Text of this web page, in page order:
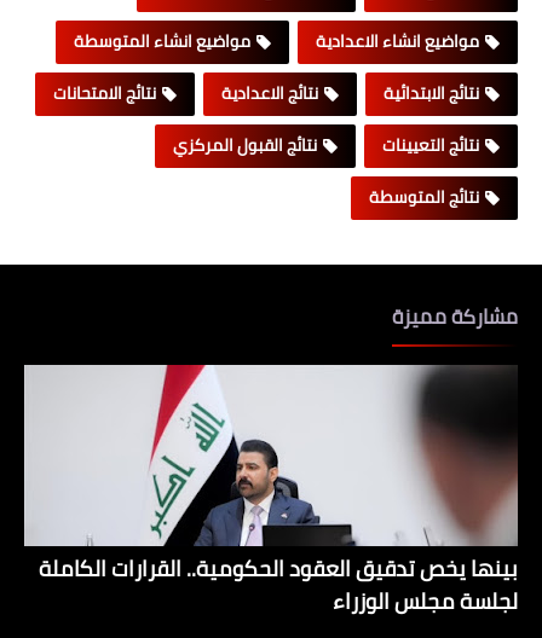
مواضيع انشاء الاعدادية
مواضيع انشاء المتوسطة
نتائج الابتدائية
نتائج الاعدادية
نتائج الامتحانات
نتائج التعيينات
نتائج القبول المركزي
نتائج المتوسطة
مشاركة مميزة
بينها يخص تدقيق العقود الحكومية.. القرارات الكاملة
لجلسة مجلس الوزراء